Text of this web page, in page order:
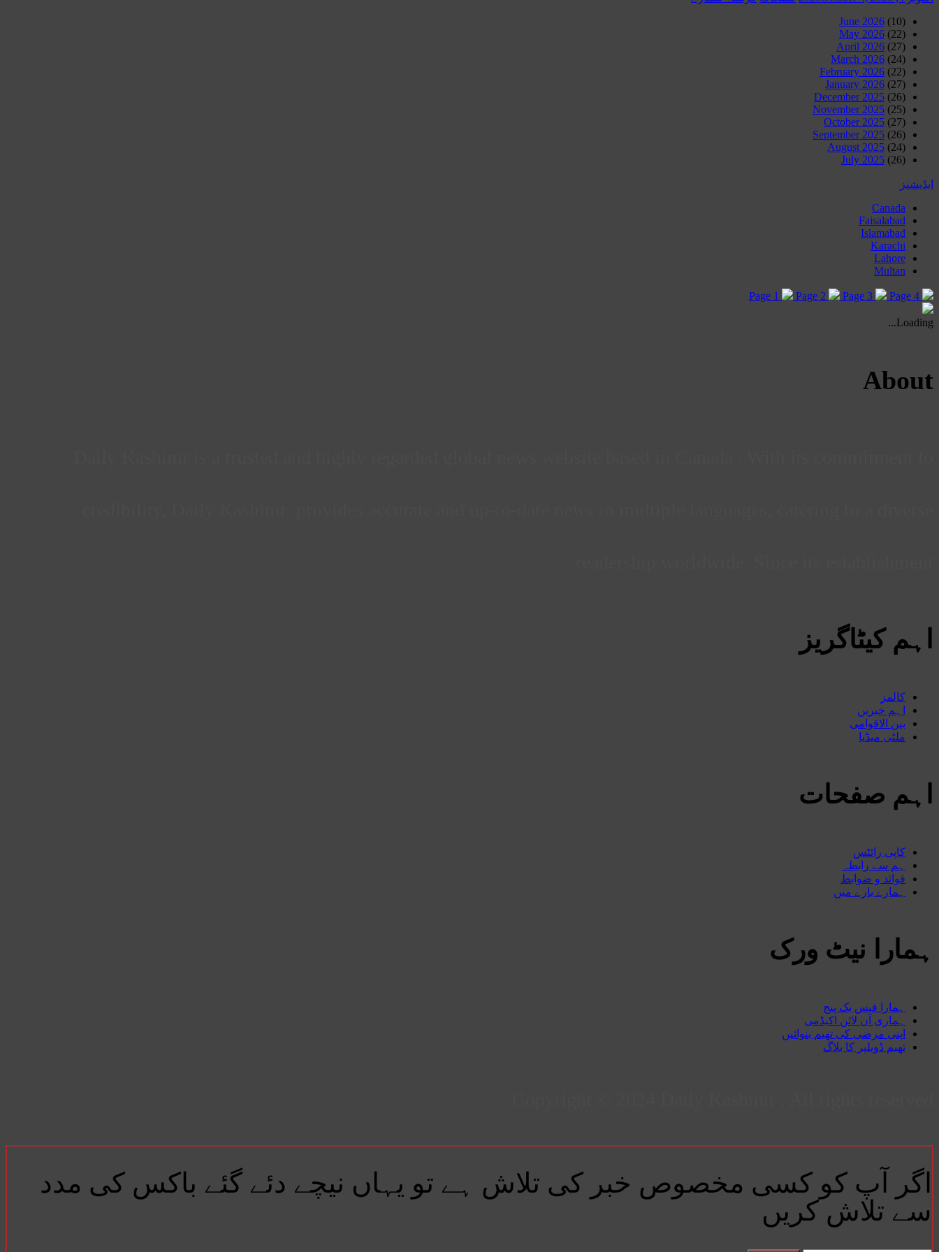
June 2026 (10)
May 2026 (22)
April 2026 (27)
March 2026 (24)
February 2026 (22)
January 2026 (27)
December 2025 (26)
November 2025 (25)
October 2025 (27)
September 2025 (26)
August 2025 (24)
July 2025 (26)
ایڈیشنز
Canada
Faisalabad
Islamabad
Karachi
Lahore
Multan
Page 1 Page 2 Page 3 Page 4
Loading...
About
اہم کیٹاگریز
کالمز
اہم خبریں
بین الاقوامی
ملٹی میڈیا
اہم صفحات
کاپی رائٹس
ہم سے رابطہ
قوائد و ضوابط
ہمارے بارے میں
ہمارا نیٹ ورک
ہمارا فیس بک پیج
ہماری آن لائن اکیڈمی
اپنی مرضی کی تھیم بنوائیں
تھیم ڈویلپر کا بلاگ
اگر آپ کو کسی مخصوص خبر کی تلاش ہے تو یہاں نیچے دئے گئے باکس کی مدد
سے تلاش کریں